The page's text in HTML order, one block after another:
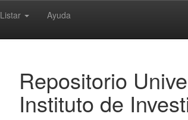
Listar Ayuda
Repositorio
Instituto de